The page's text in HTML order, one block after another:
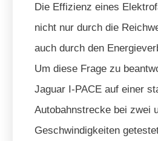
Die Effizienz eines
nicht nur durch die
auch durch den
Um diese Frage zu
Jaguar I-PACE auf einer
Autobahnstrecke bei zwei
Geschwindigkeiten